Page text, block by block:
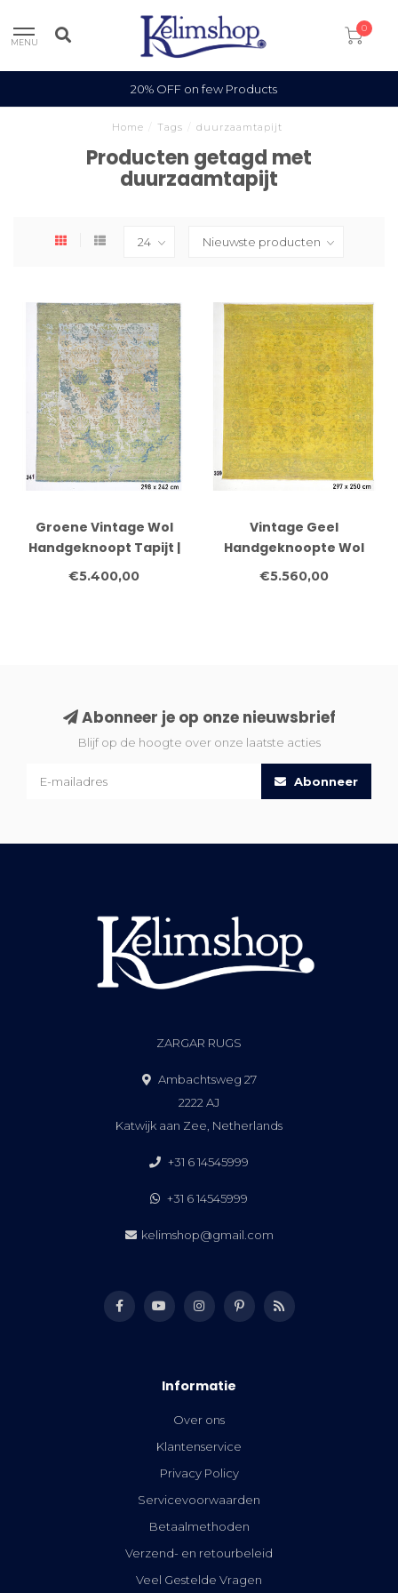
MENU
0
20% OFF on few Products
Home Tags duurzaamtapijt
Producten getagd met
duurzaamtapijt
Groene Vintage Wol
Handgeknoopt Tapijt |
Afmeting 298 x 242 cm
€5.400,00
Vintage Geel
Handgeknoopte Wol
Tapijt - Afmetingen:
€5.560,00
Abonneer je op onze nieuwsbrief
Blijf op de hoogte over onze laatste acties
Abonneer
ZARGAR RUGS
Ambachtsweg 27
2222 AJ
Katwijk aan Zee, Netherlands
+31 6 14545999
+31 6 14545999
kelimshop@gmail.com
Informatie
Over ons
Klantenservice
Privacy Policy
Servicevoorwaarden
Betaalmethoden
Verzend- en retourbeleid
Veel Gestelde Vragen